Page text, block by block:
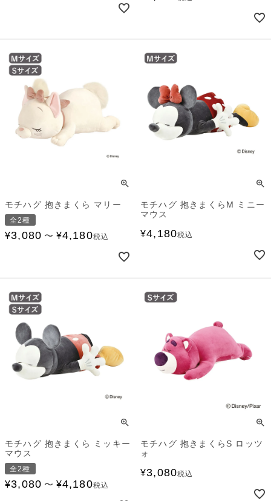
モチハグ 抱きまくら マリー
全2種
¥3,080 〜 ¥4,180税込
モチハグ 抱きまくらM ミニー
マウス
¥4,180税込
モチハグ 抱きまくら ミッキー
マウス
全2種
¥3,080 〜 ¥4,180税込
モチハグ 抱きまくらS ロッツ
ォ
¥3,080税込